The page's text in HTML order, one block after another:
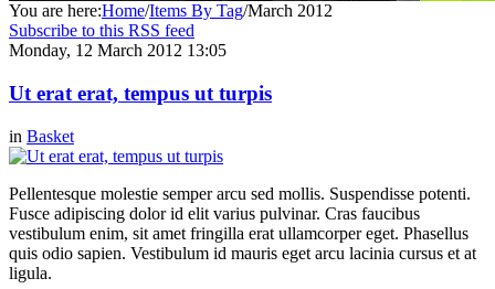
You are here:Home/Items By Tag/March 2012
Subscribe to this RSS feed
Monday, 12 March 2012 13:05
Ut erat erat, tempus ut turpis
in Basket
Pellentesque molestie semper arcu sed mollis. Suspendisse potenti.
Fusce adipiscing dolor id elit varius pulvinar. Cras faucibus
vestibulum enim, sit amet fringilla erat ullamcorper eget. Phasellus
quis odio sapien. Vestibulum id mauris eget arcu lacinia cursus et at
ligula.